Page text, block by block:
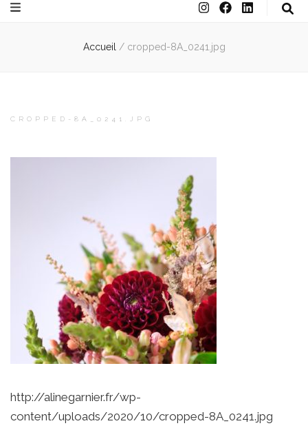
Accueil / cropped-8A_0241.jpg
CROPPED-8A_0241.JPG
http://alinegarnier.fr/wp-
content/uploads/2020/10/cropped-8A_0241.jpg